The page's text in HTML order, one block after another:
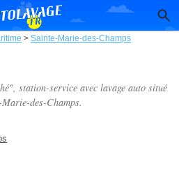
> Sainte-Marie-des-Champs
station-service avec lavage auto situé
des-Champs.